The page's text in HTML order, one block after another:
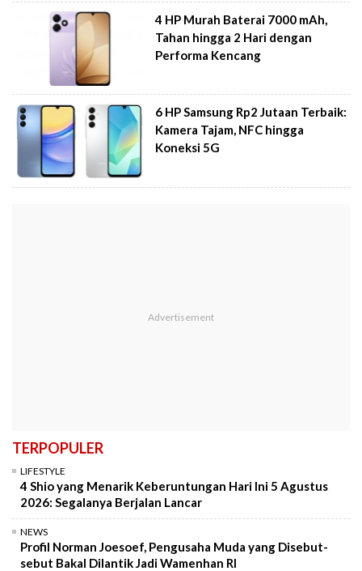
4 HP Murah Baterai 7000 mAh,
Tahan hingga 2 Hari dengan
Performa Kencang
6 HP Samsung Rp2 Jutaan Terbaik:
Kamera Tajam, NFC hingga
Koneksi 5G
TERPOPULER
LIFESTYLE
4 Shio yang Menarik Keberuntungan Hari Ini 5 Agustus
2026: Segalanya Berjalan Lancar
NEWS
Profil Norman Joesoef, Pengusaha Muda yang Disebut-
sebut Bakal Dilantik Jadi Wamenhan RI